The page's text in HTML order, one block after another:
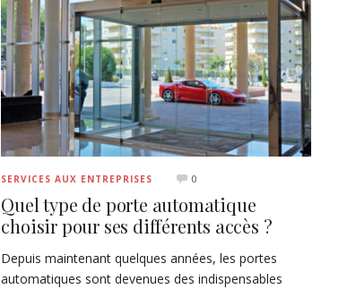
SERVICES AUX ENTREPRISES 0
Quel type de porte automatique
choisir pour ses différents accès ?
Depuis maintenant quelques années, les portes
automatiques sont devenues des indispensables